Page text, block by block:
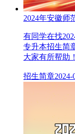
2024年安徽师
有同学在找
专升本招生简
大家有所帮助！
招生简章2024-